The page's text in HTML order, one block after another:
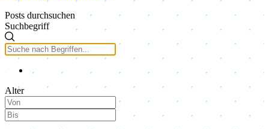
Posts durchsuchen
Suchbegriff
Alter